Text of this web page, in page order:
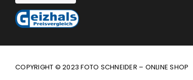
COPYRIGHT © 2023 FOTO SCHNEIDER – ONLINE SHOP